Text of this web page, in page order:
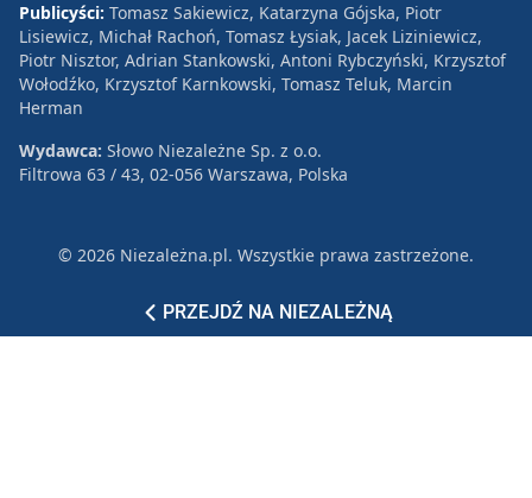
PRZEJDŹ NA NIEZALEŻNĄ
Publicyści: Tomasz Sakiewicz, Katarzyna Gójska, Piotr
Lisiewicz, Michał Rachoń, Tomasz Łysiak, Jacek Liziniewicz,
Piotr Nisztor, Adrian Stankowski, Antoni Rybczyński, Krzysztof
Wołodźko, Krzysztof Karnkowski, Tomasz Teluk, Marcin
Herman
Wydawca: Słowo Niezależne Sp. z o.o.
Filtrowa 63 / 43, 02-056 Warszawa, Polska
© 2026 Niezależna.pl. Wszystkie prawa zastrzeżone.
Reklama Polityka prywatności